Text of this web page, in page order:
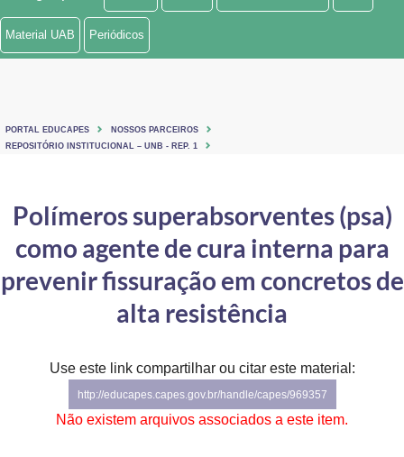
Ministério de Minas e Energia
Ministério do Turismo
Controladoria-Geral da União
Ministério da Mulher, da Família e dos Direitos Humanos
Gabinete de Segurança Institucional
Advocacia-Geral da União
Material UAB Periódicos
PORTAL EDUCAPES
NOSSOS PARCEIROS
REPOSITÓRIO INSTITUCIONAL – UNB - REP. 1
Polímeros superabsorventes (psa)
como agente de cura interna para
prevenir fissuração em concretos de
alta resistência
Use este link compartilhar ou citar este material:
http://educapes.capes.gov.br/handle/capes/969357
Não existem arquivos associados a este item.